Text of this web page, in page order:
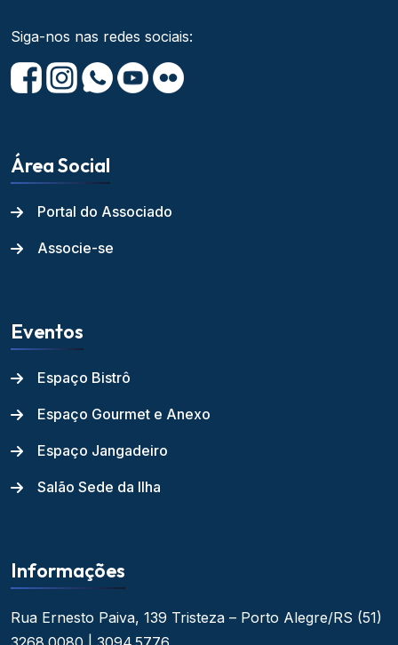
Siga-nos nas redes sociais:
Área Social
Portal do Associado
Associe-se
Eventos
Espaço Bistrô
Espaço Gourmet e Anexo
Espaço Jangadeiro
Salão Sede da Ilha
Informações
Rua Ernesto Paiva, 139 Tristeza – Porto Alegre/RS (51)